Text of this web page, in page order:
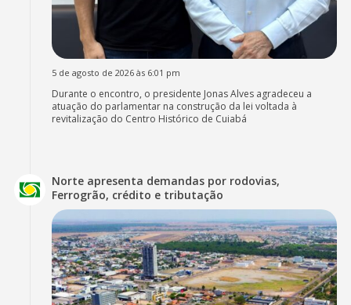
5 de agosto de 2026 às 6:01 pm
Durante o encontro, o presidente Jonas Alves agradeceu a
atuação do parlamentar na construção da lei voltada à
revitalização do Centro Histórico de Cuiabá
Norte apresenta demandas por rodovias,
Ferrogrão, crédito e tributação